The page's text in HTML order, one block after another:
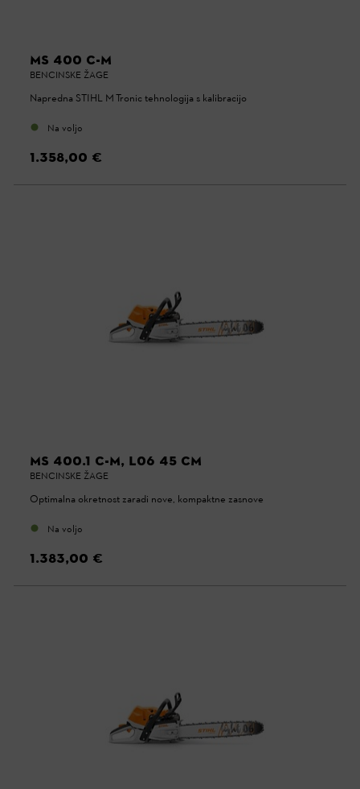
MS 400 C-M
BENCINSKE ŽAGE
Napredna STIHL M-Tronic tehnologija s kalibracijo
Na voljo
1.358,00 €
MS 400.1 C-M, L06 45 CM
BENCINSKE ŽAGE
Optimalna okretnost zaradi nove, kompaktne zasnove
Na voljo
1.383,00 €